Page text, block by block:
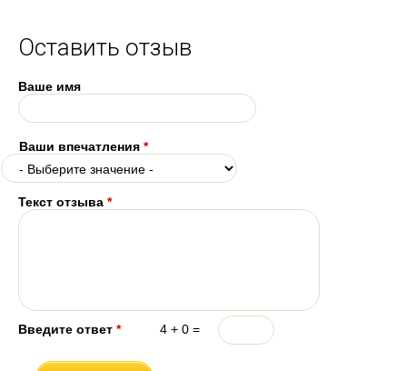
Оставить отзыв
Ваше имя
Ваши впечатления *
Текст отзыва *
Введите ответ * 4 + 0 =